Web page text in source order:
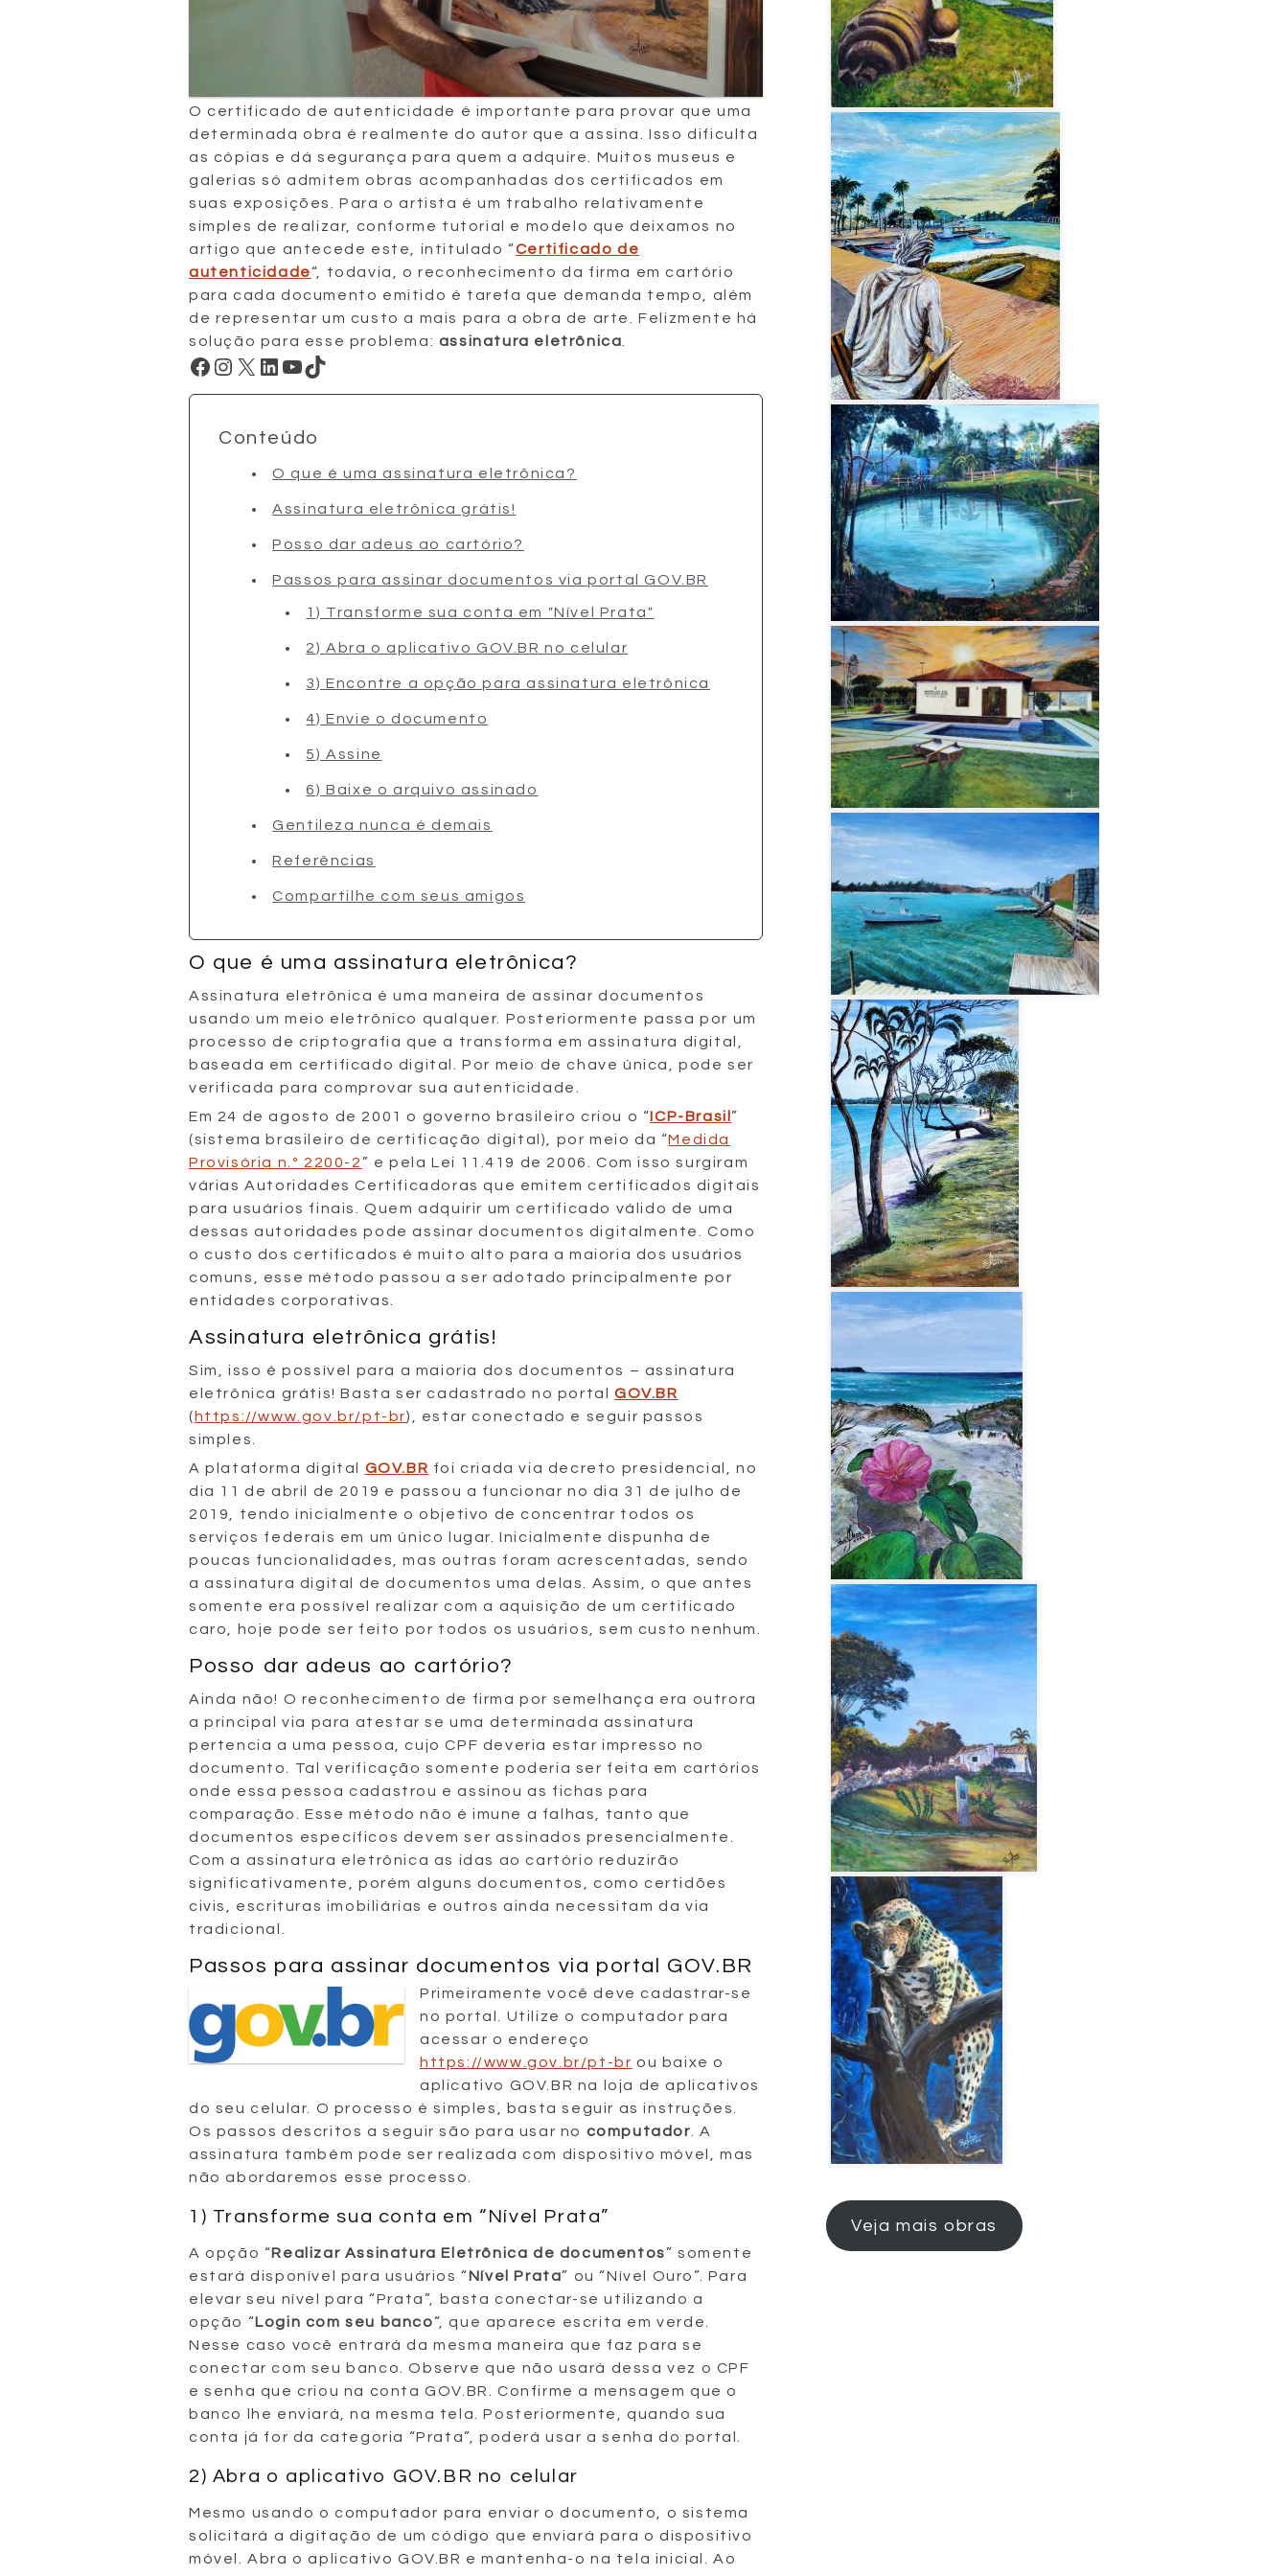
O certificado de autenticidade é importante para provar que uma
determinada obra é realmente do autor que a assina. Isso dificulta
as cópias e dá segurança para quem a adquire. Muitos museus e
galerias só admitem obras acompanhadas dos certificados em
suas exposições. Para o artista é um trabalho relativamente
simples de realizar, conforme tutorial e modelo que deixamos no
artigo que antecede este, intitulado “Certificado de
autenticidade“, todavia, o reconhecimento da firma em cartório
para cada documento emitido é tarefa que demanda tempo, além
de representar um custo a mais para a obra de arte. Felizmente há
solução para esse problema: assinatura eletrônica
Facebook
Instagram
X LinkedIn
Youtube
TikTok
Conteúdo
O que é uma assinatura eletrônica?
Assinatura eletrônica grátis!
Posso dar adeus ao cartório?
Passos para assinar documentos via portal GOV.BR
1) Transforme sua conta em "Nível Prata"
2) Abra o aplicativo GOV.BR no celular
3) Encontre a opção para assinatura eletrônica
4) Envie o documento
5) Assine
6) Baixe o arquivo assinado
Gentileza nunca é demais
Referências
Compartilhe com seus amigos
O que é uma assinatura eletrônica?
Assinatura eletrônica é uma maneira de assinar documentos
usando um meio eletrônico qualquer. Posteriormente passa por um
processo de criptografia que a transforma em assinatura digital,
baseada em certificado digital. Por meio de chave única, pode ser
verificada para comprovar sua autenticidade.
Em 24 de agosto de 2001 o governo brasileiro criou o “ICP-Brasil”
(sistema brasileiro de certificação digital), por meio da “Medida
Provisória n.º 2200-2” e pela Lei 11.419 de 2006. Com isso surgiram
várias Autoridades Certificadoras que emitem certificados digitais
para usuários finais. Quem adquirir um certificado válido de uma
dessas autoridades pode assinar documentos digitalmente. Como
o custo dos certificados é muito alto para a maioria dos usuários
comuns, esse método passou a ser adotado principalmente por
entidades corporativas.
Assinatura eletrônica grátis!
Sim, isso é possível para a maioria dos documentos – assinatura
eletrônica grátis! Basta ser cadastrado no portalGOV.BR
( https://www.gov.br/pt-br), estar conectado e seguir passos
simples.
A plataforma digital GOV.BR foi criada via decreto presidencial, no
dia 11 de abril de 2019 e passou a funcionar no dia 31 de julho de
2019, tendo inicialmente o objetivo de concentrar todos os
serviços federais em um único lugar. Inicialmente dispunha de
poucas funcionalidades, mas outras foram acrescentadas, sendo
a assinatura digital de documentos uma delas. Assim, o que antes
somente era possível realizar com a aquisição de um certificado
caro, hoje pode ser feito por todos os usuários, sem custo nenhum.
Posso dar adeus ao cartório?
Ainda não! O reconhecimento de firma por semelhança era outrora
a principal via para atestar se uma determinada assinatura
pertencia a uma pessoa, cujo CPF deveria estar impresso no
documento. Tal verificação somente poderia ser feita em cartórios
onde essa pessoa cadastrou e assinou as fichas para
comparação. Esse método não é imune a falhas, tanto que
documentos específicos devem ser assinados presencialmente.
Com a assinatura eletrônica as idas ao cartório reduzirão
significativamente, porém alguns documentos, como certidões
civis, escrituras imobiliárias e outros ainda necessitam da via
tradicional.
Passos para assinar documentos via portal GOV.BR
Primeiramente você deve cadastrar-se
no portal. Utilize o computador para
acessar o endereço
https://www.gov.br/pt-br ou baixe o
aplicativo GOV.BR na loja de aplicativos
do seu celular. O processo é simples, basta seguir as instruções.
Os passos descritos a seguir são para usar no computador . A
assinatura também pode ser realizada com dispositivo móvel, mas
não abordaremos esse processo.
1) Transforme sua conta em “Nível Prata”
A opção “Realizar Assinatura Eletrônica de documentos” somente
estará disponível para usuários “Nível Prata” ou “Nível Ouro”. Para
elevar seu nível para “Prata”, basta conectar-se utilizando a
opção “Login com seu banco“, que aparece escrita em verde.
Nesse caso você entrará da mesma maneira que faz para se
conectar com seu banco. Observe que não usará dessa vez o CPF
e senha que criou na conta GOV.BR. Confirme a mensagem que o
banco lhe enviará, na mesma tela. Posteriormente, quando sua
conta já for da categoria “Prata”, poderá usar a senha do portal.
2) Abra o aplicativo GOV.BR no celular
Mesmo usando o computador para enviar o documento, o sistema
solicitará a digitação de um código que enviará para o dispositivo
móvel. Abra o aplicativo GOV.BR e mantenha-o na tela inicial. Ao
Veja mais obras